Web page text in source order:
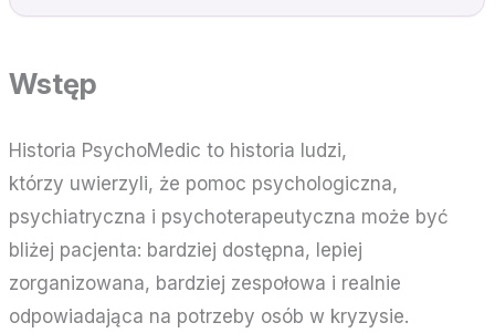
Wstęp
Historia PsychoMedic to historia ludzi,
którzy uwierzyli, że pomoc psychologiczna,
psychiatryczna i psychoterapeutyczna może być
bliżej pacjenta: bardziej dostępna, lepiej
zorganizowana, bardziej zespołowa i realnie
odpowiadająca na potrzeby osób w kryzysie.